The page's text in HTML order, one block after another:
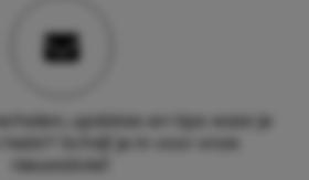
updates en tips waar je
Schrijf je in voor onze
nieuwsbrief.